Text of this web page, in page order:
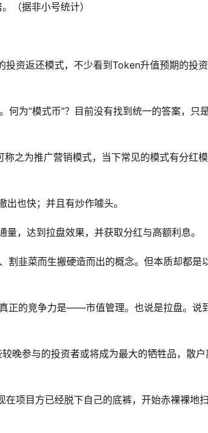
（据非小号统计）
投资返还模式，不少看到Token升值预期的投
何为“模式币”？目前没有找到统一的答案，只
之为推广营销模式，当下常见的模式有分红模
也快；并且有炒作噱头。
，达到拉盘效果，并获取分红与高额利息。
割韭菜而生搬硬造而出的概念。但本质却都是
正的竞争力是——市值管理。也说是拉盘。说
晚参与的投资者或将成为最大的牺牲品，散户
在项目方已经脱下自己的底裤，开始赤裸裸地